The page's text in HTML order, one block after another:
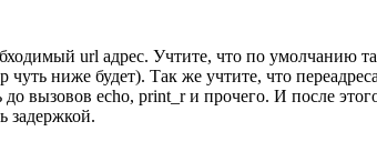
url адрес. Учтите, что по умолчанию
ниже будет). Так же учтите, что
вызовов echo, print_r и прочего. И после
задержкой.